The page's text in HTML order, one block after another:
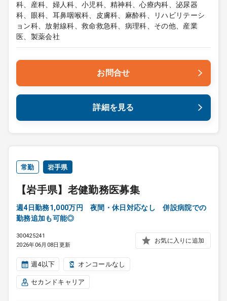
科、産科、婦人科、小児科、精神科、心療内科、泌尿器
科、眼科、耳鼻咽喉科、皮膚科、麻酔科、リハビリテーシ
ョン科、放射線科、救命救急科、病理科、その他、産業
医、製薬会社
お問合せ
詳細を見る
常勤 岩手県
【岩手県】老健勤務医募集
週4日勤務1,000万円 夜間・休日対応なし 併設病院での
勤務追加も可能◎
300425241
2026年06月08日更新
お気に入りに追加
週4以下 オンコールなし
セカンドキャリア